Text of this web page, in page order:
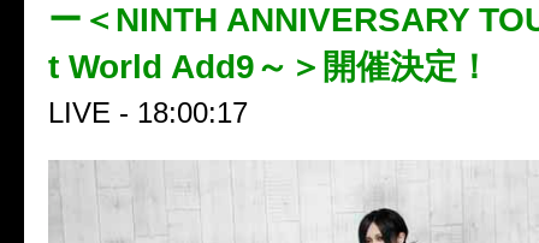
ー＜NINTH ANNIVERSARY
t World Add9～＞開催決定！
LIVE - 18:00:17